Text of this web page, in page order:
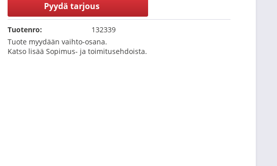
Pyydä tarjous
Tuotenro:
132339
Tuote myydään vaihto-osana.
Katso lisää Sopimus- ja toimitusehdoista.